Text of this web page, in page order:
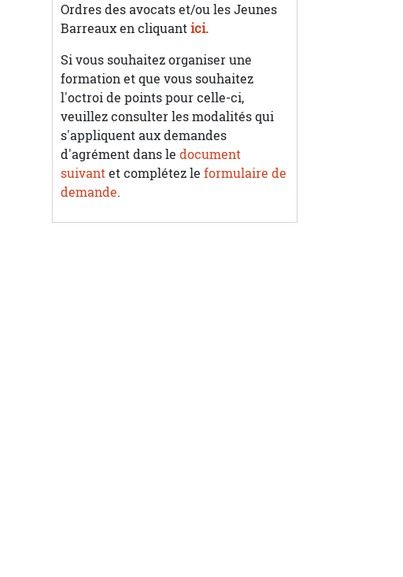
Ordres des avocats et/ou les Jeunes
Barreaux en cliquantici.
Si vous souhaitez organiser une
formation et que vous souhaitez
l'octroi de points pour celle-ci,
veuillez consulter les modalités qui
s'appliquent aux demandes
d'agrément dans ledocument
suivantet complétez leformulaire de
demande.